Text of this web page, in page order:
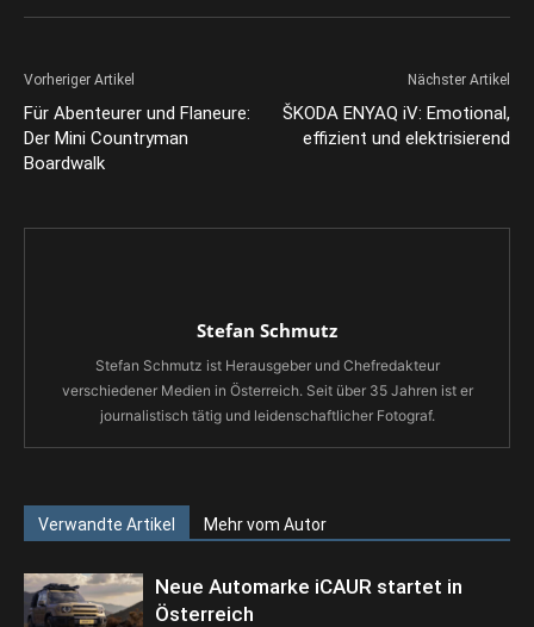
Vorheriger Artikel
Für Abenteurer und Flaneure:
Der Mini Countryman
Boardwalk
Nächster Artikel
ŠKODA ENYAQ iV: Emotional,
effizient und elektrisierend
Stefan Schmutz
Stefan Schmutz ist Herausgeber und Chefredakteur
verschiedener Medien in Österreich. Seit über 35 Jahren ist er
journalistisch tätig und leidenschaftlicher Fotograf.
Verwandte Artikel Mehr vom Autor
Neue Automarke iCAUR startet in
Österreich